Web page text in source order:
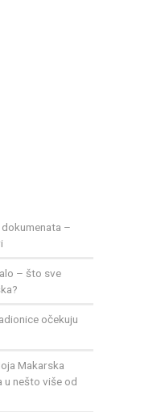
dokumenata –
– što sve
očekuju
Makarska
u nešto više od